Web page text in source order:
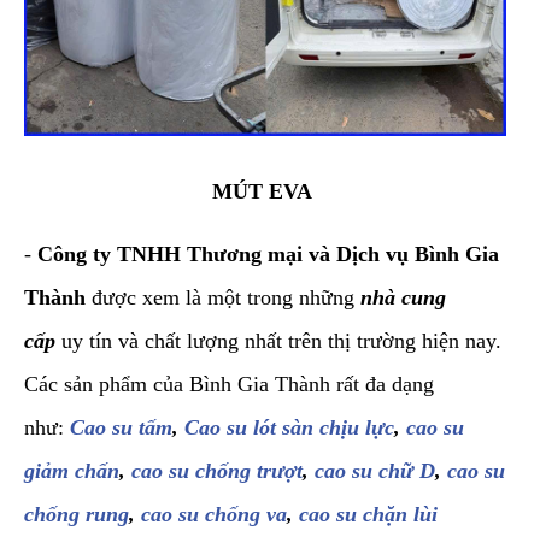
MÚT EVA
- Công ty TNHH Thương mại và Dịch vụ Bình Gia
Thành được xem là một trong những nhà cung
cấp uy tín và chất lượng nhất trên thị trường hiện nay.
Các sản phẩm của Bình Gia Thành rất đa dạng
như: Cao su tấm, Cao su lót sàn chịu lực, cao su
giảm chấn, cao su chống trượt, cao su chữ D, cao su
chống rung, cao su chống va, cao su chặn lùi